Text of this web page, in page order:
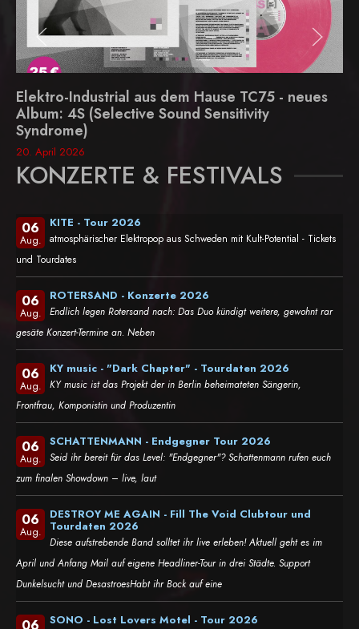
Elektro-Industrial aus dem Hause TC75 - neues
Album: 4S (Selective Sound Sensitivity
Syndrome)
20. April 2026
KONZERTE & FESTIVALS
06
Aug.
KITE - Tour 2026
atmosphärischer Elektropop aus Schweden mit Kult-Potential - Tickets
und Tourdates
06
Aug.
ROTERSAND - Konzerte 2026
Endlich legen Rotersand nach: Das Duo kündigt weitere, gewohnt rar
gesäte Konzert-Termine an. Neben
06
Aug.
KY music - "Dark Chapter" - Tourdaten 2026
KY music ist das Projekt der in Berlin beheimateten Sängerin,
Frontfrau, Komponistin und Produzentin
06
Aug.
SCHATTENMANN - Endgegner Tour 2026
Seid ihr bereit für das Level: "Endgegner"? Schattenmann rufen euch
zum finalen Showdown – live, laut
06
Aug.
DESTROY ME AGAIN - Fill The Void Clubtour und
Tourdaten 2026
Diese aufstrebende Band solltet ihr live erleben! Aktuell geht es im
April und Anfang Mail auf eigene Headliner-Tour in drei Städte. Support
Dunkelsucht und DesastroesHabt ihr Bock auf eine
SONO - Lost Lovers Motel - Tour 2026